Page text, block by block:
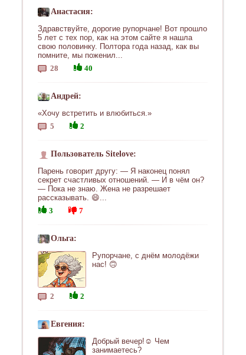
Анастасия:
Здравствуйте, дорогие рупорчане! Вот прошло
5 лет с тех пор, как на этом сайте я нашла
свою половинку. Полтора года назад, как вы
помните, мы поженил...
28
40
Андрей:
«Хочу встретить и влюбиться.»
5
2
Пользователь Sitelove:
Парень говорит другу: — Я наконец понял
секрет счастливых отношений. — И в чём он?
— Пока не знаю. Жена не разрешает
рассказывать. 😄...
3
7
Ольга:
Рупорчане, с днём молодёжи
нас! 🙃
2 2
Евгения:
Добрый вечер!☺ Чем
занимаетесь?